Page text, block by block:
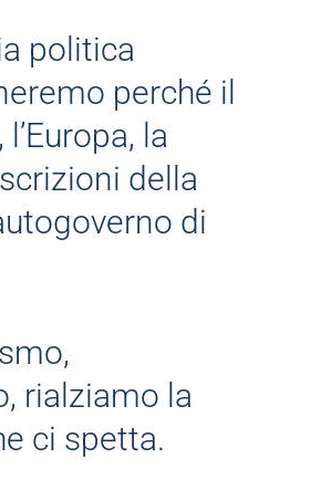
politica
perché il
la
della
di
rialziamo la
ci spetta.